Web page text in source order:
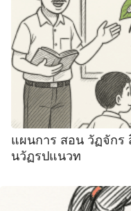
แผนการ สอน วัฏจักร
นวัฏรปแนวท